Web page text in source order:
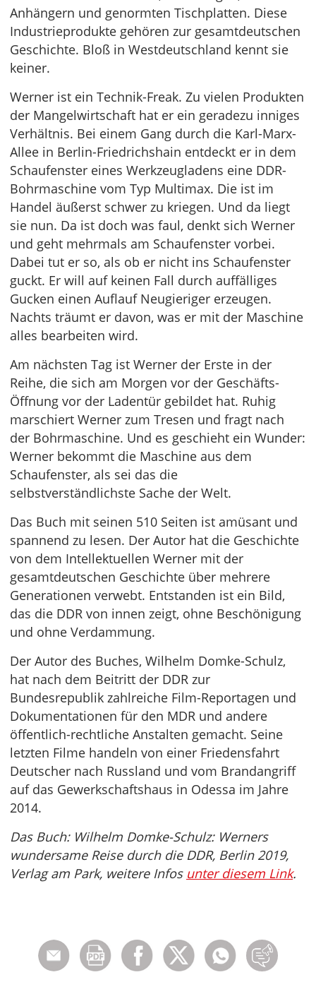
Anhängern und genormten Tischplatten. Diese
Industrieprodukte gehören zur gesamtdeutschen
Geschichte. Bloß in Westdeutschland kennt sie
keiner.
Werner ist ein Technik-Freak. Zu vielen Produkten
der Mangelwirtschaft hat er ein geradezu inniges
Verhältnis. Bei einem Gang durch die Karl-Marx-
Allee in Berlin-Friedrichshain entdeckt er in dem
Schaufenster eines Werkzeugladens eine DDR-
Bohrmaschine vom Typ Multimax. Die ist im
Handel äußerst schwer zu kriegen. Und da liegt
sie nun. Da ist doch was faul, denkt sich Werner
und geht mehrmals am Schaufenster vorbei.
Dabei tut er so, als ob er nicht ins Schaufenster
guckt. Er will auf keinen Fall durch auffälliges
Gucken einen Auflauf Neugieriger erzeugen.
Nachts träumt er davon, was er mit der Maschine
alles bearbeiten wird.
Am nächsten Tag ist Werner der Erste in der
Reihe, die sich am Morgen vor der Geschäfts-
Öffnung vor der Ladentür gebildet hat. Ruhig
marschiert Werner zum Tresen und fragt nach
der Bohrmaschine. Und es geschieht ein Wunder:
Werner bekommt die Maschine aus dem
Schaufenster, als sei das die
selbstverständlichste Sache der Welt.
Das Buch mit seinen 510 Seiten ist amüsant und
spannend zu lesen. Der Autor hat die Geschichte
von dem Intellektuellen Werner mit der
gesamtdeutschen Geschichte über mehrere
Generationen verwebt. Entstanden ist ein Bild,
das die DDR von innen zeigt, ohne Beschönigung
und ohne Verdammung.
Der Autor des Buches, Wilhelm Domke-Schulz,
hat nach dem Beitritt der DDR zur
Bundesrepublik zahlreiche Film-Reportagen und
Dokumentationen für den MDR und andere
öffentlich-rechtliche Anstalten gemacht. Seine
letzten Filme handeln von einer Friedensfahrt
Deutscher nach Russland und vom Brandangriff
auf das Gewerkschaftshaus in Odessa im Jahre
2014.
Das Buch: Wilhelm Domke-Schulz: Werners
wundersame Reise durch die DDR, Berlin 2019,
Verlag am Park, weitere Infos unter diesem Link.